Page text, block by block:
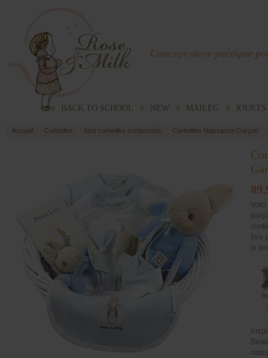
Concept-store poétique
BACK TO SCHOOL NEW MAILEG JOUETS
Accueil Corbeilles Nos corbeilles composées Corbeilles Naissance Garçon
être
le